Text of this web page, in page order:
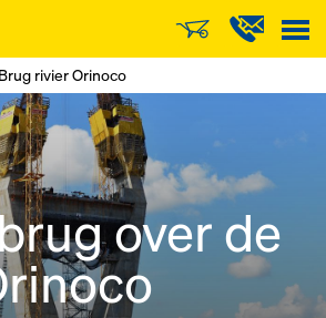
Brug rivier Orinoco
over de